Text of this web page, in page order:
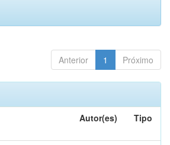
Anterior 1 Próximo
Autor(es) Tipo